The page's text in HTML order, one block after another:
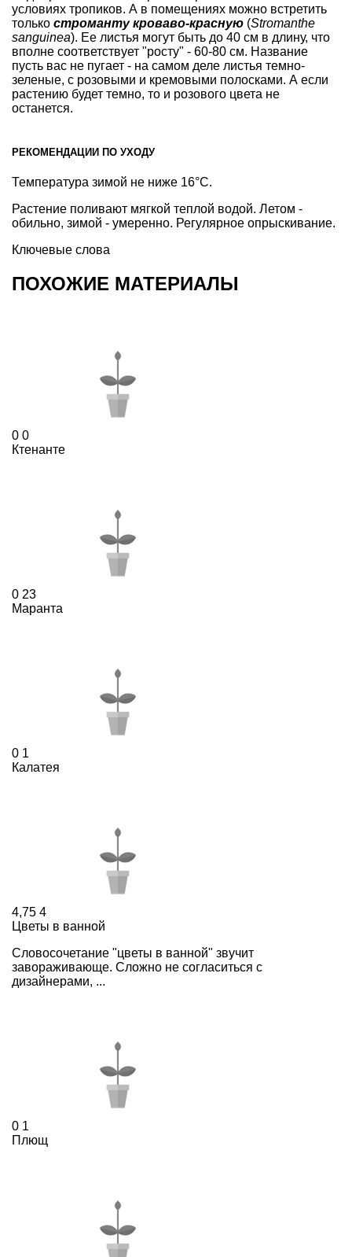
условиях тропиков. А в помещениях можно встретить
только строманту кроваво-красную (Stromanthe
sanguinea). Ее листья могут быть до 40 см в длину, что
вполне соответствует "росту" - 60-80 см. Название
пусть вас не пугает - на самом деле листья темно-
зеленые, с розовыми и кремовыми полосками. А если
растению будет темно, то и розового цвета не
останется.
РЕКОМЕНДАЦИИ ПО УХОДУ
Температура зимой не ниже 16°С.
Растение поливают мягкой теплой водой. Летом -
обильно, зимой - умеренно. Регулярное опрыскивание.
Ключевые слова
ПОХОЖИЕ МАТЕРИАЛЫ
0 0
Ктенанте
0 23
Маранта
0 1
Калатея
4,75 4
Цветы в ванной
Словосочетание "цветы в ванной" звучит
завораживающе. Сложно не согласиться с
дизайнерами, ...
0 1
Плющ